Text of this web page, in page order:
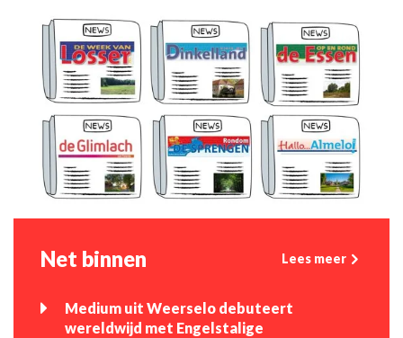
Net binnen Lees meer
Medium uit Weerselo debuteert
wereldwijd met Engelstalige